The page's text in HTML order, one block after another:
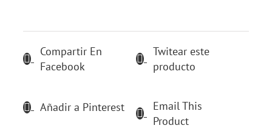
Compartir En
Facebook
Twitear este
producto
Añadir a Pinterest
Email This
Product